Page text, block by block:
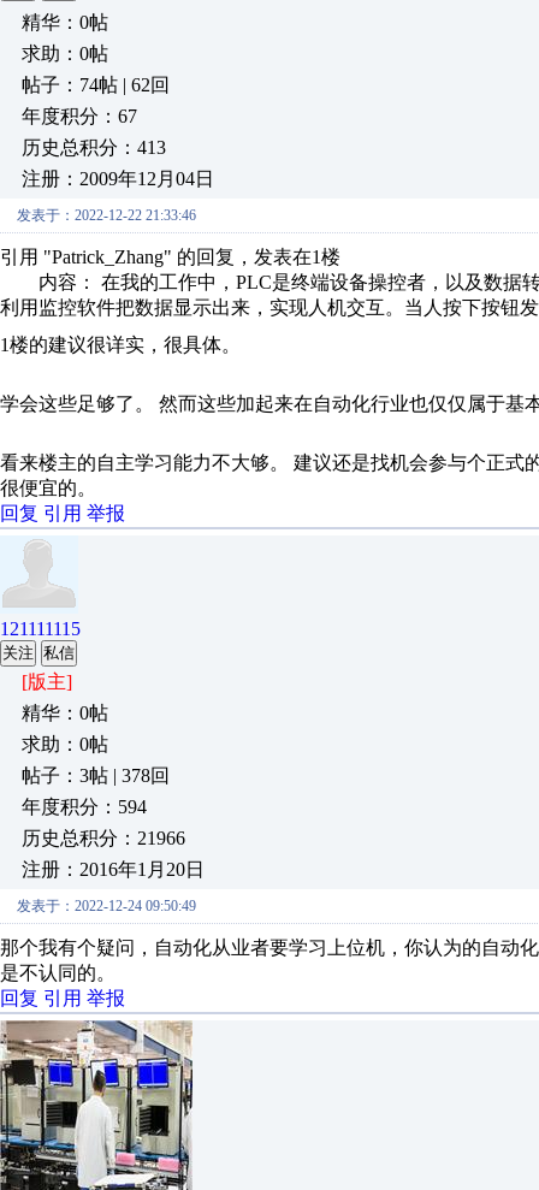
精华：0帖
求助：0帖
帖子：74帖 | 62回
年度积分：67
历史总积分：413
注册：2009年12月04日
发表于：2022-12-22 21:33:46
引用 "Patrick_Zhang" 的回复，发表在1楼
内容： 在我的工作中，PLC是终端设备操控者，以及数据
利用监控软件把数据显示出来，实现人机交互。当人按下按钮
1楼的建议很详实，很具体。
学会这些足够了。 然而这些加起来在自动化行业也仅仅属于
看来楼主的自主学习能力不大够。 建议还是找机会参与个正式
很便宜的。
回复 引用 举报
121111115
关注 私信
[版主]
精华：0帖
求助：0帖
帖子：3帖 | 378回
年度积分：594
历史总积分：21966
注册：2016年1月20日
发表于：2022-12-24 09:50:49
那个我有个疑问，自动化从业者要学习上位机，你认为的自动
是不认同的。
回复 引用 举报